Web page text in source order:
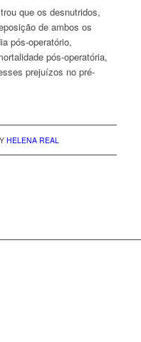
que os desnutridos,
de ambos os
pós-operatório,
pós-operatória,
prejuízos no pré-
HELENA REAL